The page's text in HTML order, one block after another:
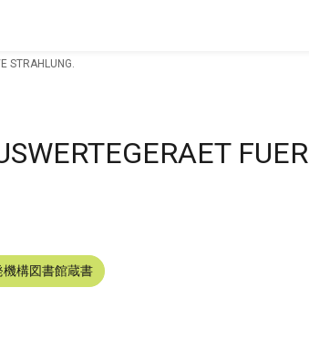
STRAHLUNG.
FUER
機構図書館蔵書